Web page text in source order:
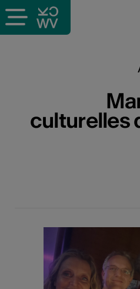
culturelles